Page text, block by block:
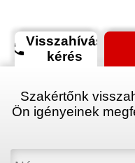
phoneVisszahívás
kérés
Szakértőnk
Ön igényeinek